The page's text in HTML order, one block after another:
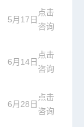
5月17日
点击
咨询
6月14日
点击
咨询
6月28日
点击
咨询